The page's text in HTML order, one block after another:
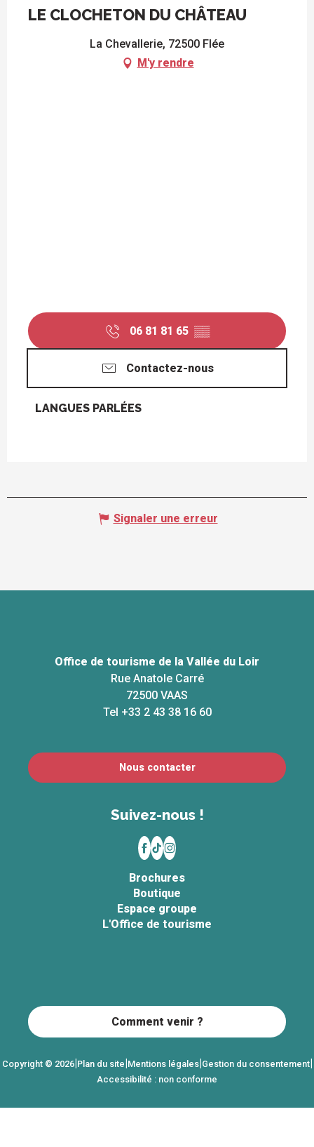
LE CLOCHETON DU CHÂTEAU
La Chevallerie, 72500 Flée
M'y rendre
06 81 81 65 ▒▒
Contactez-nous
LANGUES PARLÉES
LANGUES PARLÉES
Signaler une erreur
Office de tourisme de la Vallée du Loir
Rue Anatole Carré
72500 VAAS
Tel +33 2 43 38 16 60
Nous contacter
Suivez-nous !
Brochures
Boutique
Espace groupe
L'Office de tourisme
Copyright © 2026| Plan du site Mentions légales| Gestion du consentement|
Accessibilité : non conforme
Comment venir ?